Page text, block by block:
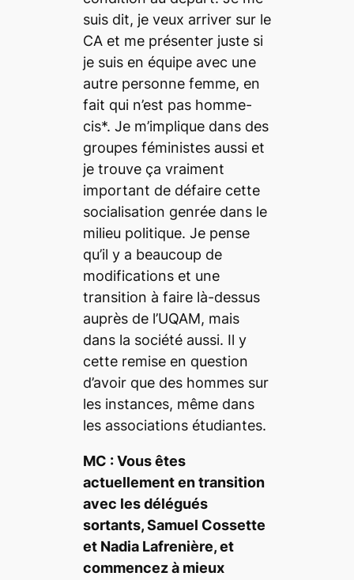
suis dit, je veux arriver sur le
CA et me présenter juste si
je suis en équipe avec une
autre personne femme, en
fait qui n’est pas homme-
cis*. Je m’implique dans des
groupes féministes aussi et
je trouve ça vraiment
important de défaire cette
socialisation genrée dans le
milieu politique. Je pense
qu’il y a beaucoup de
modifications et une
transition à faire là-dessus
auprès de l’UQAM, mais
dans la société aussi. Il y
cette remise en question
d’avoir que des hommes sur
les instances, même dans
les associations étudiantes.
MC : Vous êtes
actuellement en transition
avec les délégués
sortants, Samuel Cossette
et Nadia Lafrenière, et
commencez à mieux